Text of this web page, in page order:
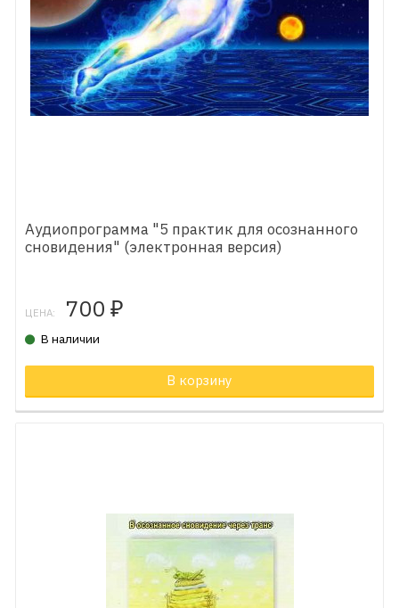
Аудиопрограмма "5 практик для осознанного
сновидения" (электронная версия)
ЦЕНА: 700 ₽
В наличии
В корзину